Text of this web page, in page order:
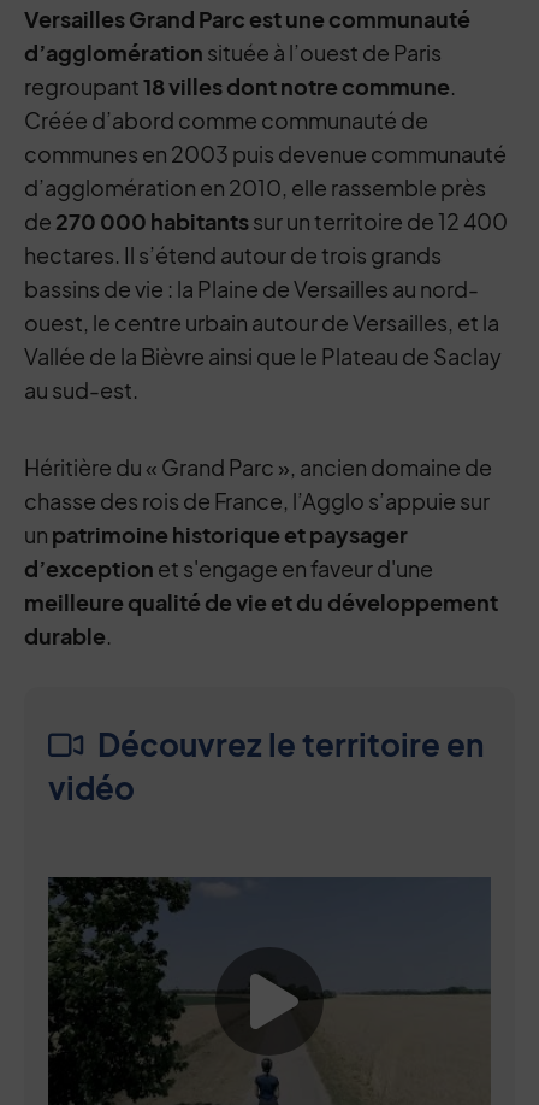
Versailles Grand Parc est une communauté
d’agglomération située à l’ouest de Paris
regroupant18 villes dont notre commune.
Créée d’abord comme communauté de
communes en 2003 puis devenue communauté
d’agglomération en 2010, elle rassemble près
de 270 000 habitantssur un territoire de 12 400
hectares. Il s’étend autour de trois grands
bassins de vie : la Plaine de Versailles au nord-
ouest, le centre urbain autour de Versailles, et la
Vallée de la Bièvre ainsi que le Plateau de Saclay
au sud-est.
Héritière du « Grand Parc », ancien domaine de
chasse des rois de France, l’Agglo s’appuie sur
un patrimoine historique et paysager
d’exception et s'engage en faveur d'une
meilleure qualité de vie et du développement
durable.
Découvrez le territoire en
vidéo
Lancer la